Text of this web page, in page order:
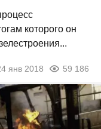
которого он
янв 2018 59 186